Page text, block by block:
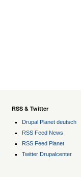
RSS & Twitter
Drupal Planet deutsch
RSS Feed News
RSS Feed Planet
Twitter Drupalcenter